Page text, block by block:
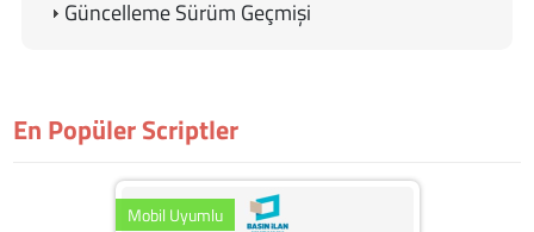
ADMIN GİRİŞ BİLGİLERİ(Standart)
Parola: demo
Güncelleme Sürüm Geçmişi
En Popüler Scriptler
Mobil Uyumlu